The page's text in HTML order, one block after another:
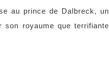
au prince de Dalbreck, un
son royaume que terrifiante